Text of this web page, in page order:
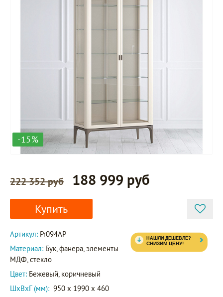
-15%
222 352 руб 188 999 руб
Купить
Артикул: Pr094AP
Материал: Бук, фанера, элементы
МДФ, стекло
Цвет: Бежевый, коричневый
ШxВxГ (мм): 950 x 1990 x 460